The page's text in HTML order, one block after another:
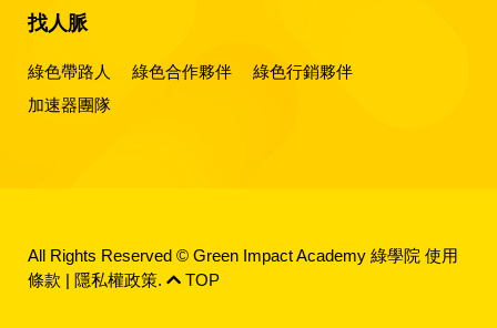
找人脈
綠色帶路人 綠色合作夥伴
綠色行銷夥伴
加速器團隊
All Rights Reserved © Green Impact Academy 綠學院 使用
條款 | 隱私權政策. TOP